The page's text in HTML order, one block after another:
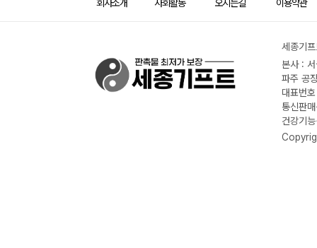
회사소개 사회활동 오시는길 이용약관
세종기
본사 :
파주 공
대표번
통신판
건강기